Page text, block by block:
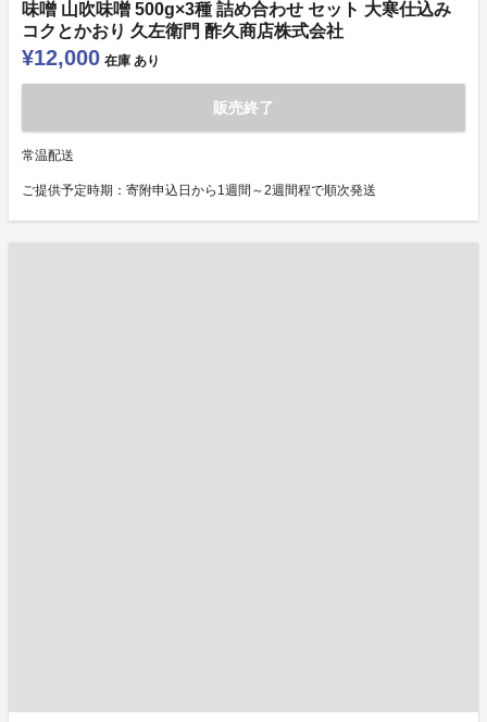
味噌 山吹味噌 500g×3種 詰め合わせ セット 大寒仕込み
コクとかおり 久左衛門 酢久商店株式会社
¥12,000 在庫 あり
販売終了
常温配送
ご提供予定時期：寄附申込日から1週間～2週間程で順次発送